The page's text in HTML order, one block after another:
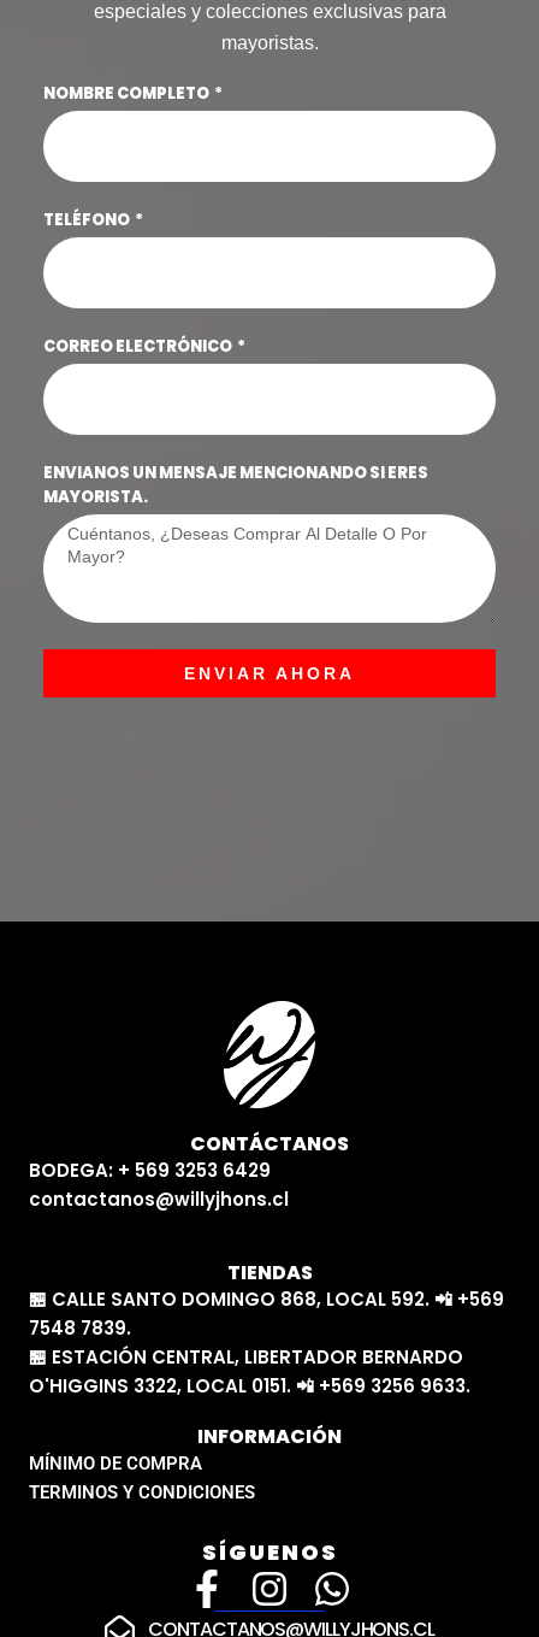
especiales y colecciones exclusivas para
mayoristas.
NOMBRE COMPLETO
TELÉFONO
CORREO ELECTRÓNICO
ENVIANOS UN MENSAJE MENCIONANDO SI ERES
MAYORISTA.
ENVIAR AHORA
CONTÁCTANOS
BODEGA: + 569 3253 6429
contactanos@willyjhons.cl
TIENDAS
🏪 CALLE SANTO DOMINGO 868, LOCAL 592. 📲 +569
7548 7839.
🏪 ESTACIÓN CENTRAL, LIBERTADOR BERNARDO
O'HIGGINS 3322, LOCAL 0151. 📲 +569 3256 9633.
INFORMACIÓN
MÍNIMO DE COMPRA
TERMINOS Y CONDICIONES
SÍGUENOS
F
a
I
n
W
h
CONTACTANOS@WILLYJHONS.CL